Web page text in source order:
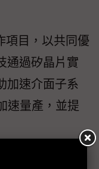
項目，以共同優
通過矽晶片實
加速介面子系
速量產，並提
（HAV）技